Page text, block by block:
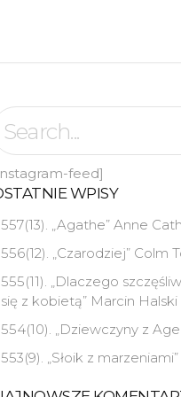
feed]
WPISY
557(13). „Agathe” Anne
556(12). „Czarodziej” Colm
555(11). „Dlaczego
się z kobietą” Marcin Halski
554(10). „Dziewczyny z
553(9). „Słoik z